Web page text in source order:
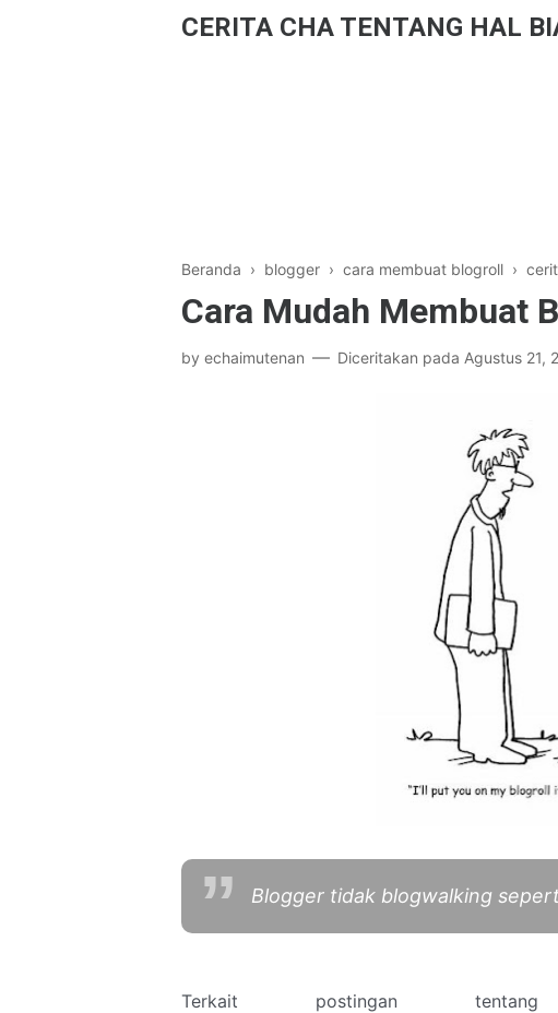
CERITA CHA TENTANG HAL
Beranda › blogger › cara membuat blogroll ›
Cara Mudah Membuat
by echaimutenan Diceritakan pada Agustus 21,
Blogger tidak blogwalking
Terkait postingan